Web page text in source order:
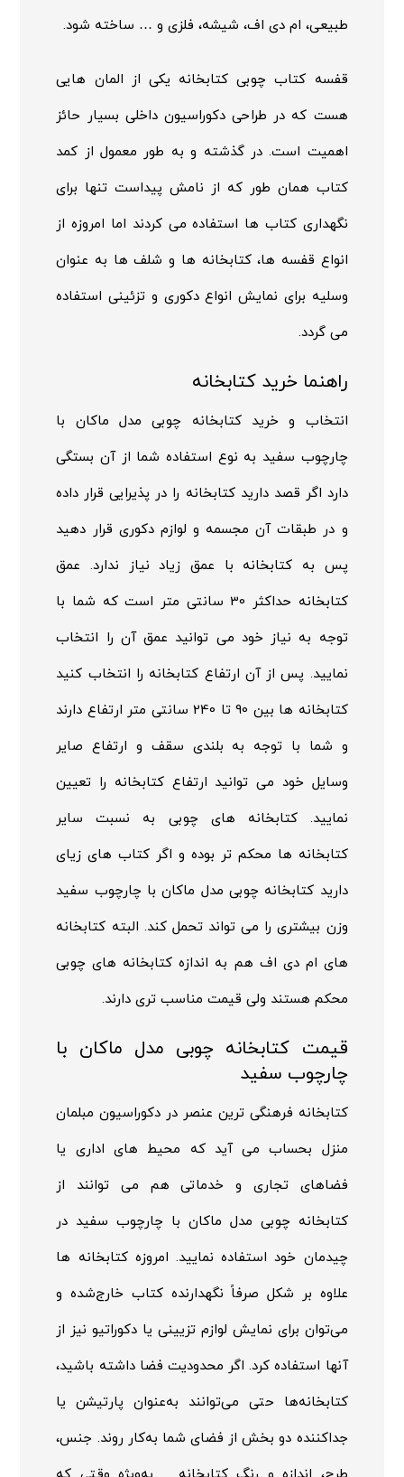
طبیعی، ام دی اف، شیشه، فلزی و … ساخته شود.
قفسه کتاب چوبی کتابخانه یکی از المان هایی
هست که در طراحی دکوراسیون داخلی بسیار حائز
اهمیت است. در گذشته و به طور معمول از کمد
کتاب همان طور که از نامش پیداست تنها برای
نگهداری کتاب ها استفاده می کردند اما امروزه از
انواع قفسه ها، کتابخانه ها و شلف ها به عنوان
وسلیه برای نمایش انواع دکوری و تزئینی استفاده
می گردد.
راهنما خرید کتابخانه
انتخاب و خرید کتابخانه چوبی مدل ماکان با
چارچوب سفید به نوع استفاده شما از آن بستگی
دارد اگر قصد دارید کتابخانه را در پذیرایی قرار داده
و در طبقات آن مجسمه و لوازم دکوری قرار دهید
پس به کتابخانه با عمق زیاد نیاز ندارد. عمق
کتابخانه حداکثر 30 سانتی متر است که شما با
توجه به نیاز خود می توانید عمق آن را انتخاب
نمایید. پس از آن ارتفاع کتابخانه را انتخاب کنید
کتابخانه ها بین 90 تا 240 سانتی متر ارتفاع دارند
و شما با توجه به بلندی سقف و ارتفاع صایر
وسایل خود می توانید ارتفاع کتابخانه را تعیین
نمایید. کتابخانه های چوبی به نسبت سایر
کتابخانه ها محکم تر بوده و اگر کتاب های زیای
دارید کتابخانه چوبی مدل ماکان با چارچوب سفید
وزن بیشتری را می تواند تحمل کند. البته کتابخانه
های ام دی اف هم به اندازه کتابخانه های چوبی
محکم هستند ولی قیمت مناسب تری دارند.
قیمت کتابخانه چوبی مدل ماکان با
چارچوب سفید
کتابخانه فرهنگی ترین عنصر در دکوراسیون مبلمان
منزل بحساب می آید که محیط های اداری یا
فضاهای تجاری و خدماتی هم می توانند از
کتابخانه چوبی مدل ماکان با چارچوب سفید در
چیدمان خود استفاده نمایید. امروزه کتابخانه ها
علاوه بر شکل صرفاً نگهدارنده کتاب خارج‌شده و
می‌توان برای نمایش لوازم تزیینی یا دکوراتیو نیز از
آنها استفاده کرد. اگر محدودیت فضا داشته باشید،
کتابخانه‌ها حتی می‌توانند به‌عنوان پارتیشن یا
جداکننده دو بخش از فضای شما به‌کار روند. جنس،